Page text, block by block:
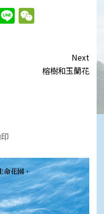
Line
Next
榕樹和玉蘭花